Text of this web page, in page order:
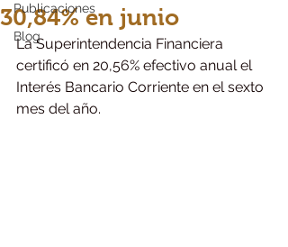
Publicaciones
Blog
30,84% en junio
La Superintendencia Financiera
certificó en 20,56% efectivo anual el
Interés Bancario Corriente en el sexto
mes del año.